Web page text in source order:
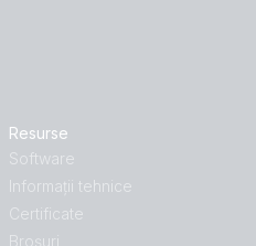
Resurse
Software
Informații tehnice
Certificate
Broșuri